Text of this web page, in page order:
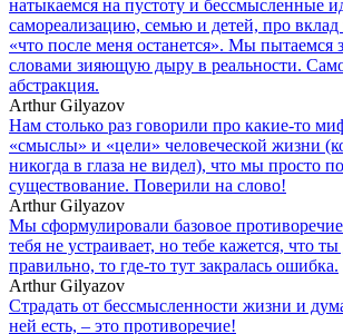
натыкаемся на пустоту и бессмысленные
самореализацию, семью и детей, про
«что после меня останется». Мы пытаемся
словами зияющую дыру в реальности.
абстракция.
Arthur Gilyazov
Нам столько раз говорили про какие-то
«смыслы» и «цели» человеческой жизни
никогда в глаза не видел), что мы просто
существование. Поверили на слово!
Arthur Gilyazov
Мы сформулировали базовое
тебя не устраивает, но тебе кажется, что
правильно, то где-то тут закралась ошибка.
Arthur Gilyazov
Страдать от бессмысленности жизни и
ней есть, – это противоречие!